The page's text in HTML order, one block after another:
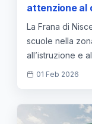
attenzione al
della zona
La Frana di
scuole nella
all’istruzione e
01 Feb 2026